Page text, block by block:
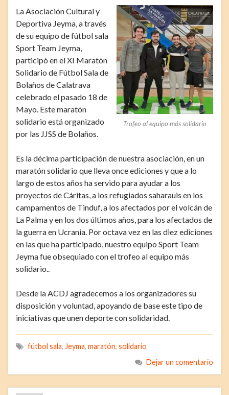
Trofeo al equipo más solidario
La Asociación Cultural y
Deportiva Jeyma, a través
de su equipo de fútbol sala
Sport Team Jeyma,
participó en el XI Maratón
Solidario de Fútbol Sala de
Bolaños de Calatrava
celebrado el pasado 18 de
Mayo. Este maratón
solidario está organizado
por las JJSS de Bolaños.
Es la décima participación de nuestra asociación, en un
maratón solidario que lleva once ediciones y que a lo
largo de estos años ha servido para ayudar a los
proyectos de Cáritas, a los refugiados saharauis en los
campamentos de Tinduf, a los afectados por el volcán de
La Palma y en los dos últimos años, para los afectados de
la guerra en Ucrania. Por octava vez en las diez ediciones
en las que ha participado, nuestro equipo Sport Team
Jeyma fue obsequiado con el trofeo al equipo más
solidario..
Desde la ACDJ agradecemos a los organizadores su
disposición y voluntad, apoyando de base este tipo de
iniciativas que unen deporte con solidaridad.
fútbol sala, Jeyma, maratón, solidario
Dejar un comentario